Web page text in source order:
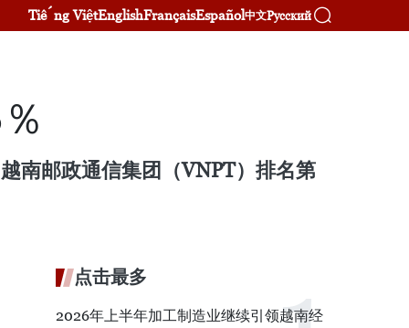
Tiếng ViệtEnglishFrançaisEspañol中文Русский
南邮政通信集团（VNPT）排名第
点击最多
2026年上半年加工制造业继续引领越南经